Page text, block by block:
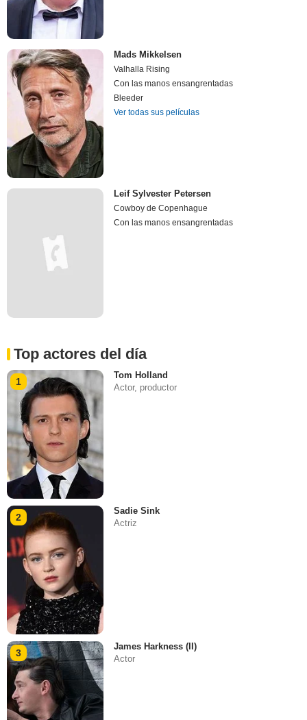
Mads Mikkelsen
Valhalla Rising
Con las manos ensangrentadas
Bleeder
Ver todas sus películas
Leif Sylvester Petersen
Cowboy de Copenhague
Con las manos ensangrentadas
Top actores del día
1
Tom Holland
Actor, productor
2
Sadie Sink
Actriz
3
James Harkness (II)
Actor